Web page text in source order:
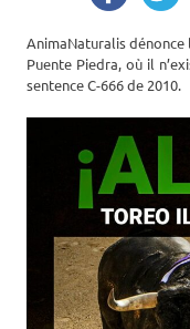
AnimaNaturalis
Puente Piedra, où il
sentence C-666 de 2010.